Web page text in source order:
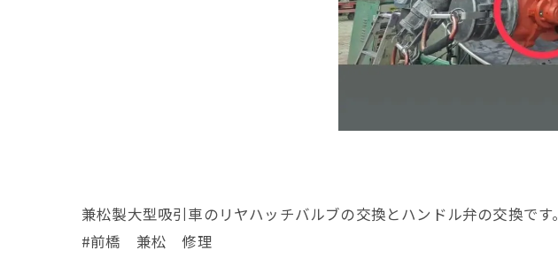
兼松製大型吸引車のリヤハッチバルブの交換とハンドル弁の交換です。
#前橋 兼松 修理